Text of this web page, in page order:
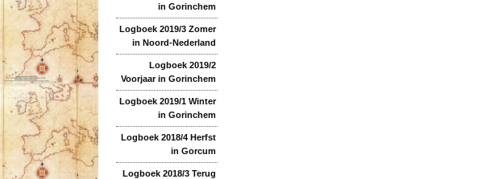
in Gorinchem
Logboek 2019/3 Zomer
in Noord-Nederland
Logboek 2019/2
Voorjaar in Gorinchem
Logboek 2019/1 Winter
in Gorinchem
Logboek 2018/4 Herfst
in Gorcum
Logboek 2018/3 Terug